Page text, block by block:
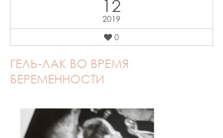
12
2019
0
ГЕЛЬ-ЛАК ВО ВРЕМЯ
БЕРЕМЕННОСТИ